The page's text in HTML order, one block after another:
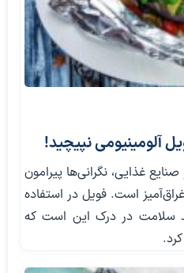
آلومینیومی نپیچید!
غذایی، نگرانی‌ها پیرامون
است. فویل در استفاده‌
سلامت در درک این است که